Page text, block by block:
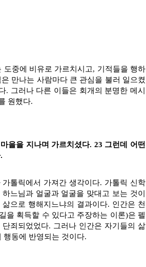
중에 비유로 가르치시고, 기적들을 행하
만나는 사람마다 큰 관심을 불러 일으켰
. 그러나 다른 이들은 회개의 분명한 메시
원했다.
을을 지나며 가르치셨다. 23 그런데 어떤
톨릭에서 가져간 생각이다. 가톨릭 신학
느님과 얼굴과 얼굴을 맞대고 보는 것이
으로 행해지느냐의 결과이다. 인간은 천
을 획득할 수 있다고 주장하는 이론)은 펠
죄되었었다. 그러나 인간은 자기들의 삶
행동에 반영되는 것이다.